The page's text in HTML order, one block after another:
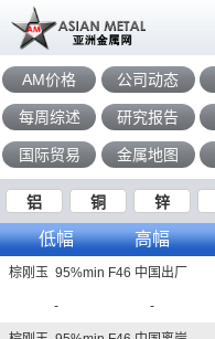
AM价格 公司动态
每周综述 研究报告
国际贸易 金属地图
铝 铜 锌
低幅 高幅
棕刚玉 95%min F46 中国出厂
- -